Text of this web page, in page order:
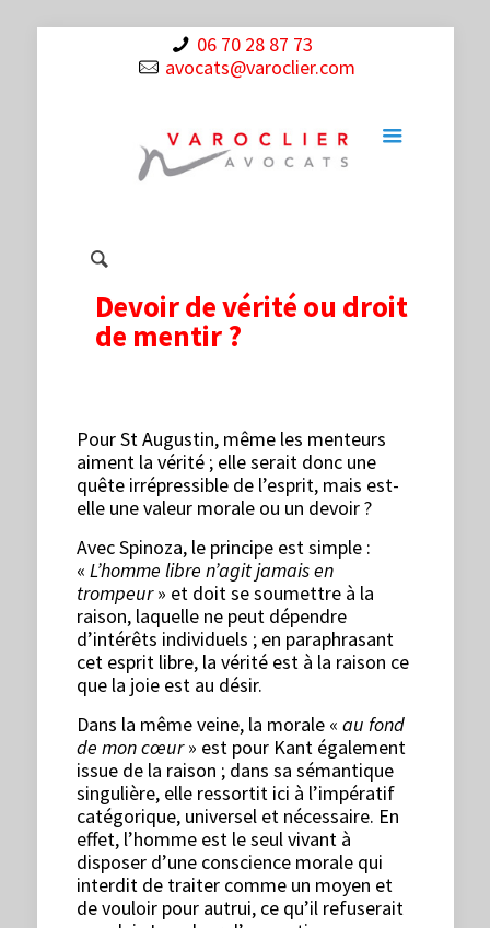
06 70 28 87 73
avocats@varoclier.com
Devoir de vérité ou droit
de mentir ?
Pour St Augustin, même les menteurs
aiment la vérité ; elle serait donc une
quête irrépressible de l’esprit, mais est-
elle une valeur morale ou un devoir ?
Avec Spinoza, le principe est simple :
«L’homme libre n’agit jamais en
trompeur» et doit se soumettre à la
raison, laquelle ne peut dépendre
d’intérêts individuels ; en paraphrasant
cet esprit libre, la vérité est à la raison ce
que la joie est au désir.
Dans la même veine, la morale «au fond
de mon cœur» est pour Kant également
issue de la raison ; dans sa sémantique
singulière, elle ressortit ici à l’impératif
catégorique, universel et nécessaire. En
effet, l’homme est le seul vivant à
disposer d’une conscience morale qui
interdit de traiter comme un moyen et
de vouloir pour autrui, ce qu’il refuserait